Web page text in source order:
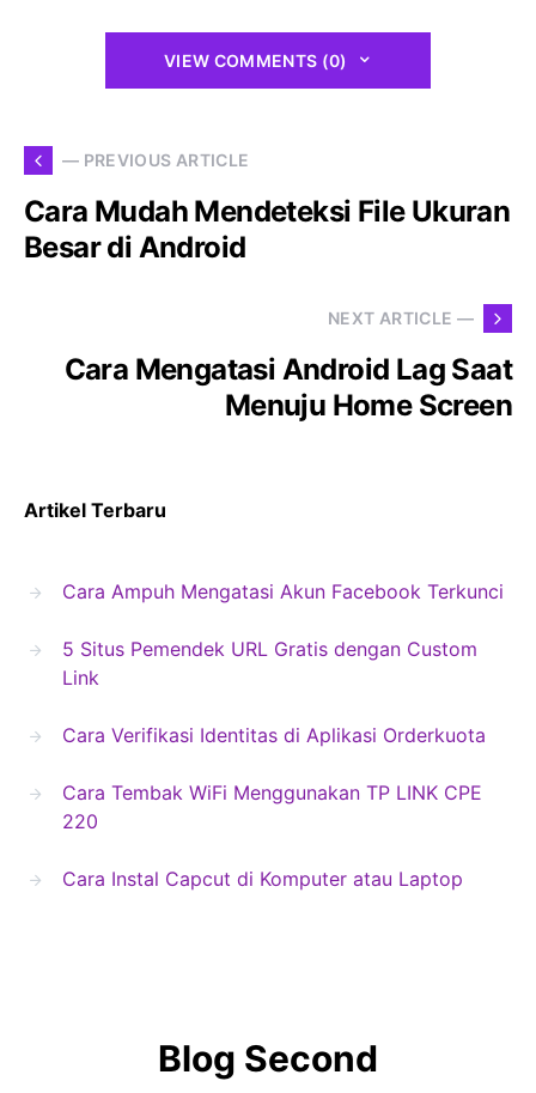
VIEW COMMENTS (0)
— PREVIOUS ARTICLE
Cara Mudah Mendeteksi File Ukuran
Besar di Android
NEXT ARTICLE —
Cara Mengatasi Android Lag Saat
Menuju Home Screen
Artikel Terbaru
Cara Ampuh Mengatasi Akun Facebook Terkunci
5 Situs Pemendek URL Gratis dengan Custom
Link
Cara Verifikasi Identitas di Aplikasi Orderkuota
Cara Tembak WiFi Menggunakan TP LINK CPE
220
Cara Instal Capcut di Komputer atau Laptop
Blog Second